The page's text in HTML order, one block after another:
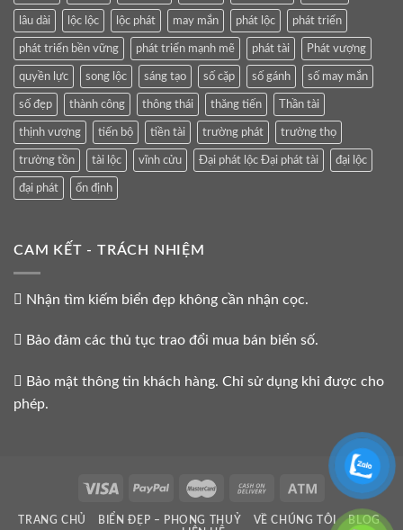
lâu dài lộc lộc lộc phát may mắn phát lộc phát triển
phát triển bền vững phát triển mạnh mẽ phát tài Phát vượng
quyền lực song lộc sáng tạo số cặp số gánh số may mắn
số đẹp thành công thông thái thăng tiến Thần tài
thịnh vượng tiến bộ tiền tài trường phát trường thọ
trường tồn tài lộc vĩnh cửu Đại phát lộc Đại phát tài đại lộc
đại phát ổn định
CAM KẾT - TRÁCH NHIỆM
Nhận tìm kiếm biển đẹp không cần nhận cọc.
Bảo đảm các thủ tục trao đổi mua bán biển số.
Bảo mật thông tin khách hàng. Chỉ sử dụng khi được cho
phép.
TRANG CHỦ BIỂN ĐẸP – PHONG THUỶ VỀ CHÚNG TÔI
BLOG